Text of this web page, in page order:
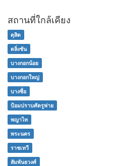
สถานที่ใกล้เคียง
ดุสิต
ตลิ่งชัน
บางกอกน้อย
บางกอกใหญ่
บางซื่อ
ป้อมปราบศัตรูพ่าย
พญาไท
พระนคร
ราชเทวี
สัมพันธวงศ์